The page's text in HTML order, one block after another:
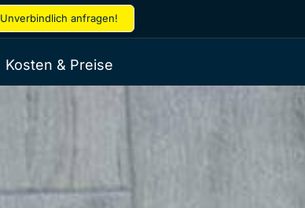
Unverbindlich anfragen!
Kosten & Preise